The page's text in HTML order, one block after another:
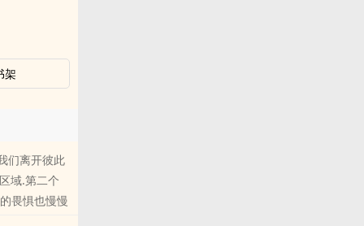
架
们离开彼此
域.第二个
畏惧也慢慢
柔的手牵